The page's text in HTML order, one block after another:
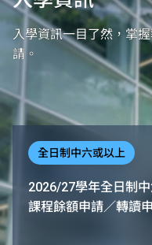
入學資訊一目了然，掌
請。
全日制中六或以上
2026/27學年全日制
課程餘額申請／轉讀